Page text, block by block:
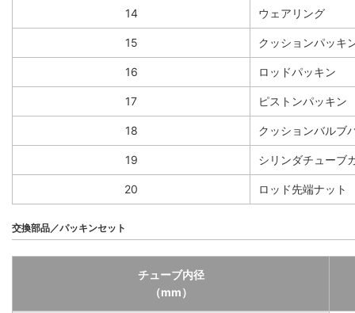
14 ウェアリング
15 クッションパッキ
16 ロッドパッキン
17 ピストンパッキン
18 クッションバルブ
19 シリンダチューブ
20 ロッド先端ナット
交換部品／パッキンセット
チューブ内径
（mm）